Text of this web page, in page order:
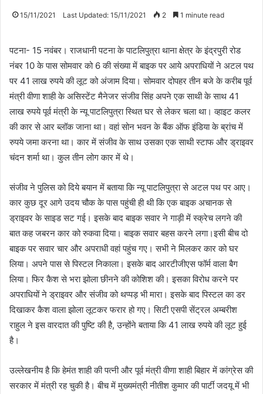
15/11/2021 Last Updated: 15/11/2021 2 1 minute read
पटना- 15 नवंबर। राजधानी पटना के पाटलिपुत्रा थाना क्षेत्र के इंद्रपुरी रोड
नंबर 10 के पास सोमवार को 6 की संख्या में बाइक पर आये अपराधियों ने अटल पथ
पर 41 लाख रुपये की लूट को अंजाम दिया। सोमवार दोपहर तीन बजे के करीब पूर्व
मंत्री वीणा शाही के असिस्टेंट मैनेजर संजीव सिंह अपने एक साथी के साथ 41
लाख रुपये पूर्व मंत्री के न्यू पाटलिपुत्रा स्थित घर से लेकर चला था। व्हाइट कलर
की कार से आर ब्लॉक जाना था। वहां सोन भवन के बैंक ऑफ इंडिया के ब्रांच में
रुपये जमा करना था। कार में संजीव के साथ उसका एक साथी स्टाफ और ड्राइवर
चंदन शर्मा था। कुल तीन लोग कार में थे।
संजीव ने पुलिस को दिये बयान में बताया कि न्यू पाटलिपुत्रा से अटल पथ पर आए।
कार कुछ दूर आगे उदय चौक के पास पहुंची ही थी कि एक बाइक अचानक से
ड्राइवर के साइड सट गई। इसके बाद बाइक सवार ने गाड़ी में स्क्रेच लगने की
बात कह जबरन कार को रुकवा दिया। बाइक सवार बहस करने लगा।इसी बीच दो
बाइक पर सवार चार और अपराधी वहां पहुंच गए। सभी ने मिलकर कार को घर
लिया। अपने पास से पिस्टल निकाला। इसके बाद आरटीजीएस फॉर्म वाला बैग
लिया। फिर कैश से भरा झोला छीनने की कोशिश की। इसका विरोध करने पर
अपराधियों ने ड्राइवर और संजीव को थप्पड़ भी मारा। इसके बाद पिस्टल का डर
दिखाकर कैश वाला झोला लूटकर फरार हो गए। सिटी एसपी सेंट्रल अम्बरीश
राहुल ने इस वारदात की पुष्टि की है, उन्होंने बताया कि 41 लाख रुपये की लूट हुई
है।
उल्लेखनीय है कि हेमंत शाही की पत्नी और पूर्व मंत्री वीणा शाही बिहार में कांग्रेस की
सरकार में मंत्री रह चुकी है। बीच में मुख्यमंत्री नीतीश कुमार की पार्टी जदयू में भी